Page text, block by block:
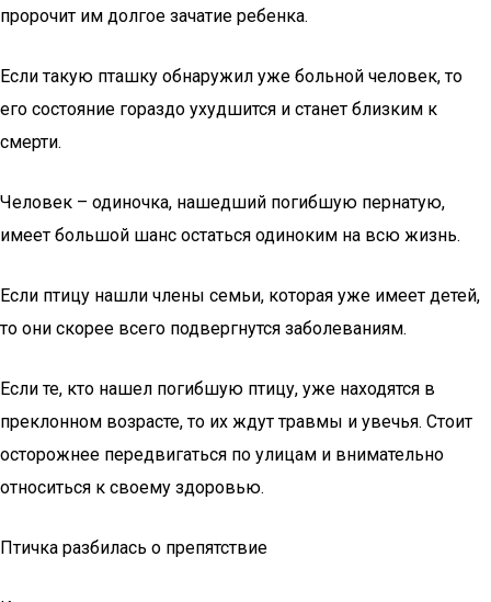
пророчит им долгое зачатие ребенка.
Если такую пташку обнаружил уже больной человек, то
его состояние гораздо ухудшится и станет близким к
смерти.
Человек – одиночка, нашедший погибшую пернатую,
имеет большой шанс остаться одиноким на всю жизнь.
Если птицу нашли члены семьи, которая уже имеет детей,
то они скорее всего подвергнутся заболеваниям.
Если те, кто нашел погибшую птицу, уже находятся в
преклонном возрасте, то их ждут травмы и увечья. Стоит
осторожнее передвигаться по улицам и внимательно
относиться к своему здоровью.
Птичка разбилась о препятствие